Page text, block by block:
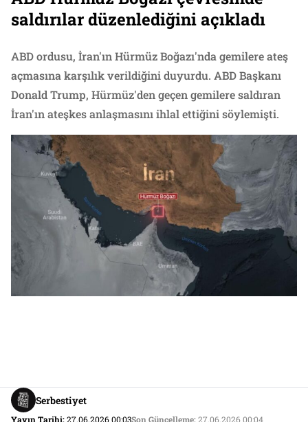
saldırılar düzenlediğini açıkladı
ABD ordusu, İran'ın Hürmüz Boğazı'nda gemilere ateş
açmasına karşılık verildiğini duyurdu. ABD Başkanı
Donald Trump, Hürmüz'den geçen gemilere saldıran
İran'ın ateşkes anlaşmasını ihlal ettiğini söylemişti.
Serbestiyet
Yayın Tarihi:27.06.2026 00:03Son Güncelleme:27.06.2026 00:04